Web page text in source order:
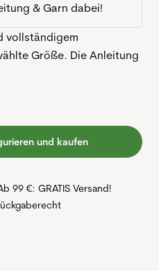
& Garn dabei!
vollständigem
Größe. Die Anleitung
und kaufen
99 €: GRATIS Versand!